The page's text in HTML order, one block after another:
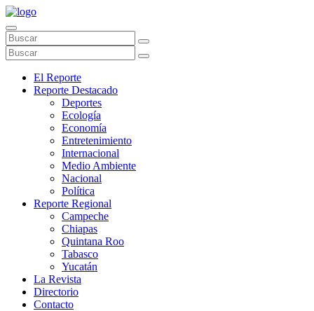
El Reporte
Reporte Destacado
Deportes
Ecología
Economía
Entretenimiento
Internacional
Medio Ambiente
Nacional
Política
Reporte Regional
Campeche
Chiapas
Quintana Roo
Tabasco
Yucatán
La Revista
Directorio
Contacto